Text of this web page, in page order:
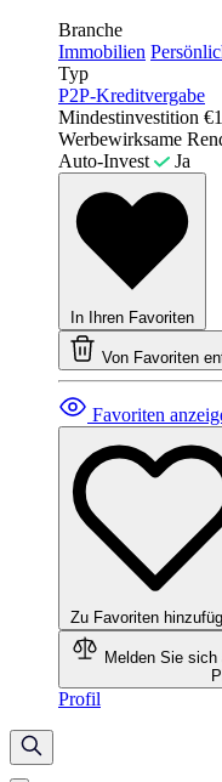
Branche
Immobilien
Typ
P2P-Kreditvergabe
Mindestinvestition
Werbewirksame
Auto-Invest
Ja
In Ihren Favoriten
Von Favoriten
Favoriten
Zu Favoriten
Melden Sie
Profil